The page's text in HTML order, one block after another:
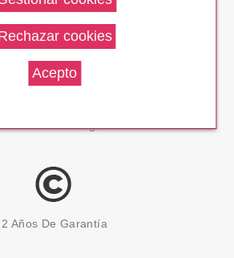
14 Días Devolución
2 Años De Garantía